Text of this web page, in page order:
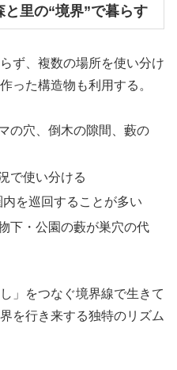
里の“境界”で暮らす
ず、複数の場所を使い分け
った構造物も利用する。
の穴、倒木の隙間、藪の
で使い分ける
内を巡回することが多い
下・公園の藪が巣穴の代
」をつなぐ境界線で生きて
を行き来する独特のリズム